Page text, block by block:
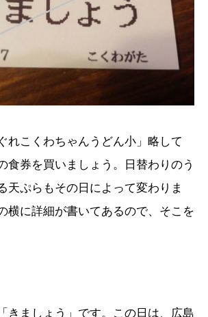
れこくわちゃんうどん小」略して
食券を買いましょう。日替わりのう
天ぷらもその日によって変わりま
横に詳細が書いてあるので、そこを
きましょう」です。この日は、広島